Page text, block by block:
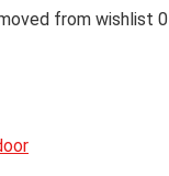
from wishlist 0